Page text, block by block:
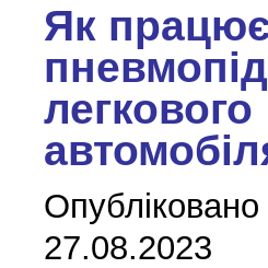
Як
легкового
27.08.2023